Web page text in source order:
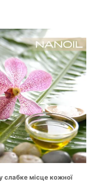
слабке місце кожної